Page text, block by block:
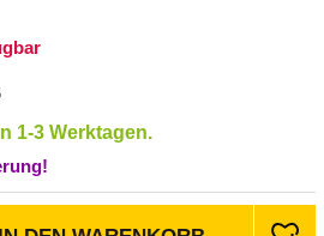
1-3 Werktagen.